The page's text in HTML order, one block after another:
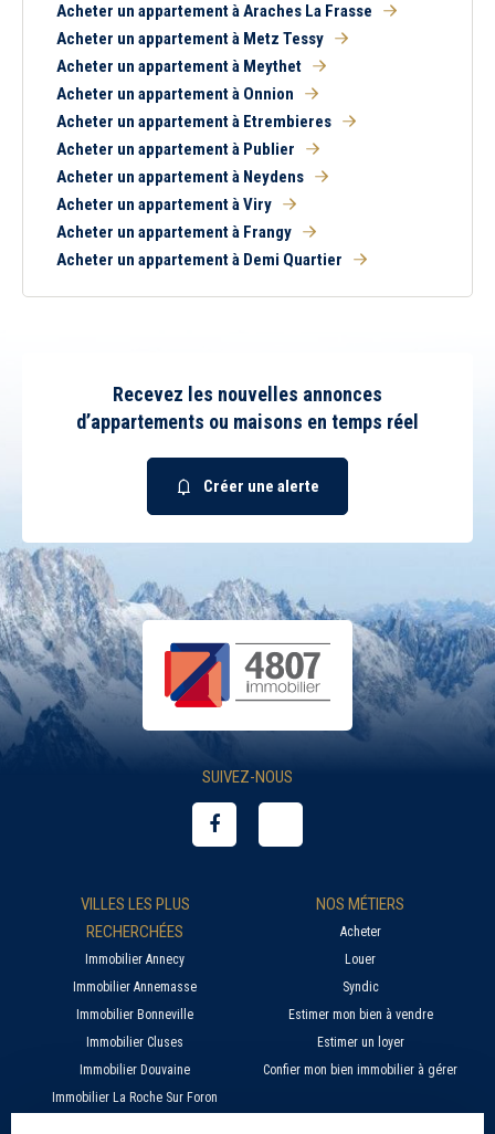
Acheter un appartement à Araches La Frasse
Acheter un appartement à Metz Tessy
Acheter un appartement à Meythet
Acheter un appartement à Onnion
Acheter un appartement à Etrembieres
Acheter un appartement à Publier
Acheter un appartement à Neydens
Acheter un appartement à Viry
Acheter un appartement à Frangy
Acheter un appartement à Demi Quartier
Recevez les nouvelles annonces
d’appartements ou maisons en temps réel
Créer une alerte
SUIVEZ-NOUS
VILLES LES PLUS
RECHERCHÉES
Immobilier Annecy
Immobilier Annemasse
Immobilier Bonneville
Immobilier Cluses
Immobilier Douvaine
Immobilier La Roche Sur Foron
NOS MÉTIERS
Acheter
Louer
Syndic
Estimer mon bien à vendre
Estimer un loyer
Confier mon bien immobilier à gérer